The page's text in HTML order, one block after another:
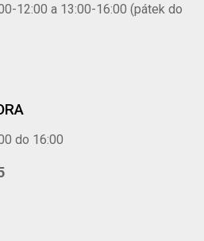
12:00 a 13:00-16:00 (pátek do
do 16:00